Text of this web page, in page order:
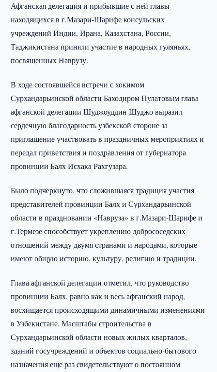
Афганская делегация и прибывшие с ней главы
находящихся в г.Мазари-Шарифе консульских
учреждений Индии, Ирана, Казахстана, России,
Таджикистана приняли участие в народных гуляньях,
посвященных Наврузу.
В ходе состоявшейся встречи с хокимом
Сурхандарьинской области Баходиром Пулатовым глава
афганской делегации Шуджоуддин Шуджо выразил
сердечную благодарность узбекской стороне за
приглашение участвовать в праздничных мероприятиях и
передал приветствия и поздравления от губернатора
провинции Балх Исхака Рахгузара.
Было подчеркнуто, что сложившаяся традиция участия
представителей провинции Балх и Сурхандарьинской
области в праздновании «Навруза» в г.Мазари-Шарифе и
г.Термезе способствует укреплению добрососедских
отношений между двумя странами и народами, которые
имеют общую историю, культуру, религию и традиции.
Глава афганской делегации отметил, что руководство
провинции Балх, равно как и весь афганский народ,
восхищается происходящими динамичными изменениями
в Узбекистане. Масштабы строительства в
Сурхандарьинской области новых жилых кварталов,
зданий госучреждений и объектов социально-бытового
назначения еще раз свидетельствуют о постоянном